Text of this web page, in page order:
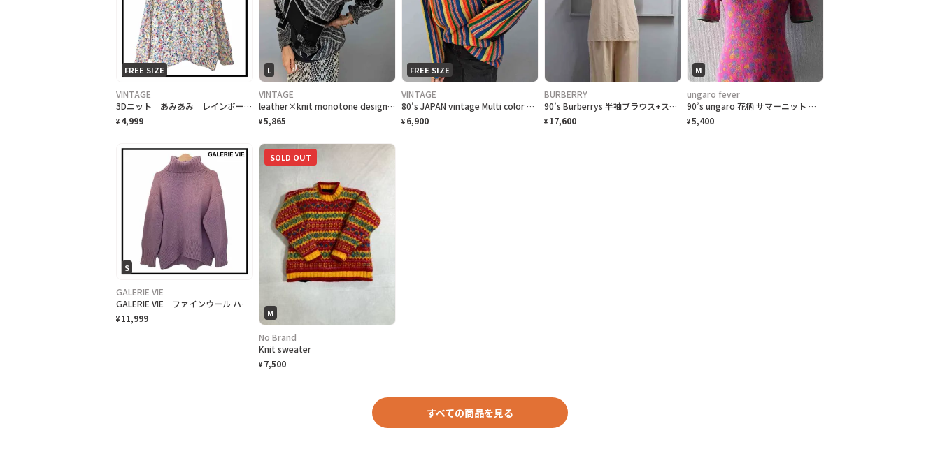
FREE SIZE
VINTAGE
3Dニット あみあみ レインボー マルチカラー レディース 長袖 ヴィンテージ
¥ 4,999
L
VINTAGE
leather×knit monotone design pulover
¥5,865
FREE SIZE
VINTAGE
80's JAPAN vintage Multi color border knit tops
¥ 6,900
BURBERRY
90’s Burberrys 半袖ブラウス+スラックス セットアップ ベージュ サイズ7
¥ 17,600
M
ungaro fever
90’s ungaro 花柄 サマーニット ピンク サイズ9 半袖
¥5,400
S
GALERIE VIE
GALERIE VIE ファインウール ハイネックプルオーバー ニット セーター
¥ 11,999 M
SOLD OUT
No Brand
Knit sweater
¥ 7,500
すべての商品を見る